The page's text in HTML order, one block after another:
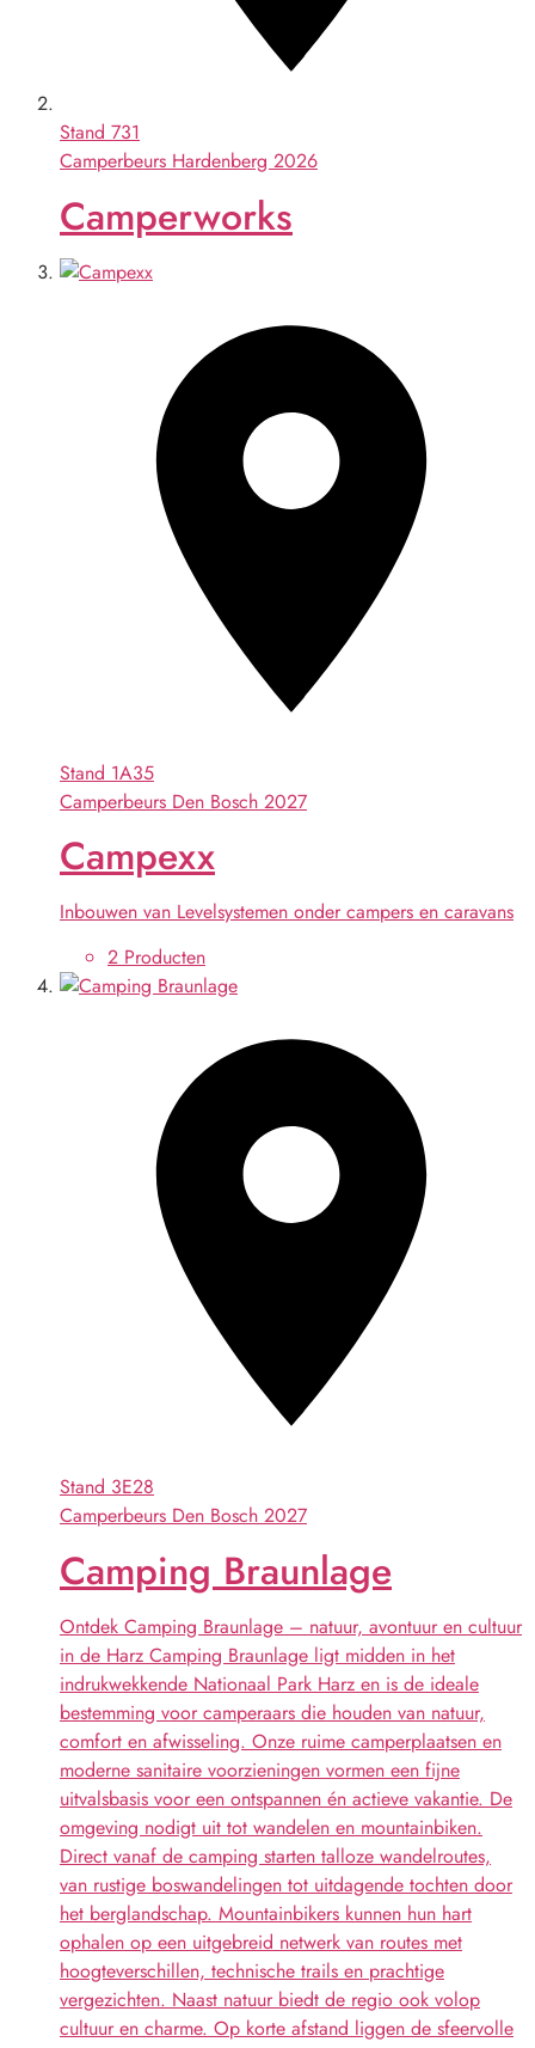
Stand 731
Camperbeurs Hardenberg 2026
Camperworks
Stand 1A35
Camperbeurs Den Bosch 2027
Campexx
Inbouwen van Levelsystemen onder campers en caravans
2 Producten
Stand 3E28
Camperbeurs Den Bosch 2027
Camping Braunlage
Ontdek Camping Braunlage – natuur, avontuur en cultuur
in de Harz Camping Braunlage ligt midden in het
indrukwekkende Nationaal Park Harz en is de ideale
bestemming voor camperaars die houden van natuur,
comfort en afwisseling. Onze ruime camperplaatsen en
moderne sanitaire voorzieningen vormen een fijne
uitvalsbasis voor een ontspannen én actieve vakantie. De
omgeving nodigt uit tot wandelen en mountainbiken.
Direct vanaf de camping starten talloze wandelroutes,
van rustige boswandelingen tot uitdagende tochten door
het berglandschap. Mountainbikers kunnen hun hart
ophalen op een uitgebreid netwerk van routes met
hoogteverschillen, technische trails en prachtige
vergezichten. Naast natuur biedt de regio ook volop
cultuur en charme. Op korte afstand liggen de sfeervolle